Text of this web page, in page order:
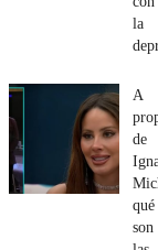
la
A
de
qué
son